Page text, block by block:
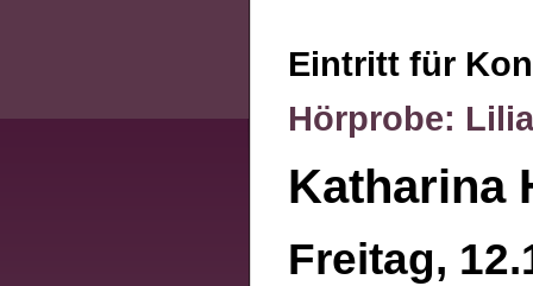
Eintritt für
Hörprobe:
Katharina
Freitag,